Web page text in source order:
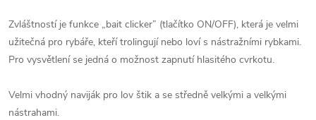
Zvláštností je funkce „bait clicker” (tlačítko ON/OFF), která je velmi
užitečná pro rybáře, kteří trolingují nebo loví s nástražními rybkami.
Pro vysvětlení se jedná o možnost zapnutí hlasitého cvrkotu.
Velmi vhodný naviják pro lov štik a se středně velkými a velkými
nástrahami.